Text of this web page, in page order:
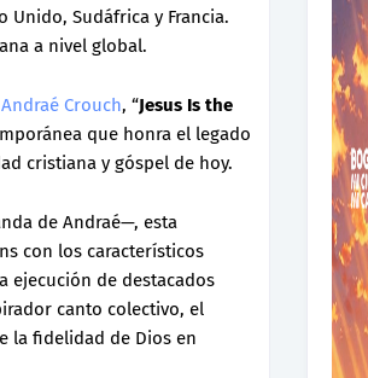
Unido, Sudáfrica y Francia.
a nivel global.
Andraé Crouch, “Jesus Is the
que honra el legado
cristiana y góspel de hoy.
de Andraé—, esta
con los característicos
ejecución de destacados
canto colectivo, el
la fidelidad de Dios en